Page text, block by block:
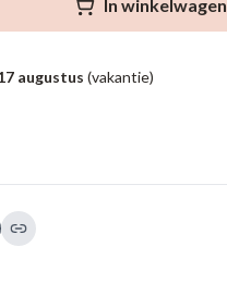
In winkelwagen
augustus (vakantie)